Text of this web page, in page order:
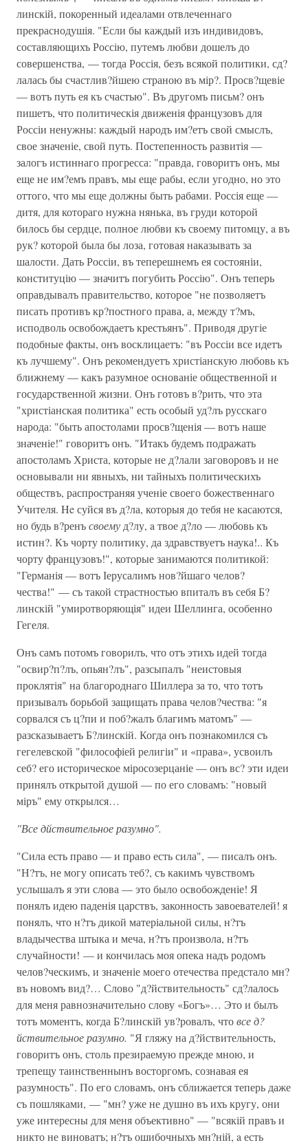
линскій, покоренный идеалами отвлеченнаго
прекраснодушія. "Если бы каждый изъ индивидовъ,
составляющихъ Россію, путемъ любви дошелъ до
совершенства, — тогда Россія, безъ всякой политики, сд?
лалась бы счастлив?йшею страною въ мір?. Просв?щевіе
— вотъ путь ея къ счастью". Въ другомъ письм? онъ
пишетъ, что политическія движенія французовъ для
Россіи ненужны: каждый народъ им?етъ свой смыслъ,
свое значеніе, свой путь. Постепенность развитія —
залогъ истиннаго прогресса: "правда, говоритъ онъ, мы
еще не им?емъ правъ, мы еще рабы, если угодно, но это
оттого, что мы еще должны быть рабами. Россія еще —
дитя, для котораго нужна нянька, въ груди которой
билось бы сердце, полное любви къ своему питомцу, a въ
рук? которой была бы лоза, готовая наказывaть за
шалости. Дать Россіи, въ теперешнемъ ея состояніи,
конституцію — значитъ погубить Россію". Онъ теперь
оправдывалъ правительство, которое "не позволяетъ
писать противъ кр?постного права, а, между т?мъ,
исподволь освобождаетъ крестьянъ". Приводя другіе
подобные факты, онъ восклицаетъ: "въ Россіи все идетъ
къ лучшему". Онъ рекомендуетъ христіанскую любовь къ
ближнему — какъ разумное основаніе общественной и
государственной жизни. Онъ готовъ в?рить, что эта
"христіанская политика" есть особый уд?лъ русскаго
народа: "быть апостолами просв?щенія — вотъ наше
значеніе!" говоритъ онъ. "Итакъ будемъ подражать
апостоламъ Христа, которые не д?лали заговоровъ и не
основывали ни явныхъ, ни тайныхъ политическихъ
обществъ, распространяя ученіе своего божественнаго
Учителя. He суйся въ д?ла, которыя до тебя не касаются,
но будь в?ренъсвоему д?лу, a твое д?ло — любовь къ
истин?. Къ чорту политику, да здравствуетъ наука!.. Къ
чорту французовъ!", которые занимаются политикой:
"Германія — вотъ Іерусалимъ нов?йшаго челов?
чества!" — съ такой страстностью впиталъ въ себя Б?
линскій "умиротворяющія" идеи Шеллинга, особенно
Гегеля.
Онъ самъ потомъ говорилъ, что отъ этихъ идей тогда
"освир?п?лъ, опьян?лъ", разсыпалъ "неистовыя
проклятія" на благороднаго Шиллера за то, что тотъ
призывалъ борьбой защищать права челов?чества: "я
сорвался съ ц?пи и поб?жалъ благимъ матомъ" —
разсказываетъ Б?линскій. Когда онъ познакомился съ
гегелевской "философіей религіи" и «права», усвоилъ
себ? его историческое міросозерцаніе — онъ вс? эти идеи
принялъ открытой душой — по его словамъ: "новый
міръ" ему открылся…
"Все дйствительное разумно".
"Сила есть право — и право есть сила", — писалъ онъ.
"Н?тъ, не могу описать теб?, съ какимъ чувствомъ
услышалъ я эти слова — это было освобожденіе! Я
понялъ идею паденія царствъ, законность завоевателей! я
понялъ, что н?тъ дикой матеріальной силы, н?тъ
владычества штыка и меча, н?тъ произвола, н?тъ
случайности! — и кончилась моя опека надъ родомъ
челов?ческимъ, и значеніе моего отечества предстало мн?
въ новомъ вид?… Слово "д?йствительность" сд?лалось
для меня равнозначительно слову «Богъ»… Это и былъ
тотъ моментъ, когда Б?линскій ув?ровалъ, чтовсе д?
йствительное разумно. "Я гляжу на д?йствительность,
говоритъ онъ, столь презираемую прежде мною, и
трепещу таинственнынъ восторгомъ, сознавая ея
разумность". По его словамъ, онъ сближается теперь даже
съ пошляками, — "мн? уже не душно въ ихъ кругу, они
уже интересны для меня объективно" — "всякій правъ и
никто не виноватъ; н?тъ ошибочныхъ мн?ній, a есть